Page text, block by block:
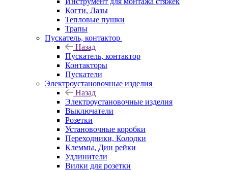
Когти, Лазы
Тепловые пушки
Трапы
Пускатель, контактор
Назад
Пускатель, контактор
Контакторы
Пускатели
Электроустановочные изделия
Назад
Электроустановочные изделия
Выключатели
Розетки
Установочные коробки
Переходники, Колодки
Клеммы, Дин рейки
Удлинители
Вилки для розетки